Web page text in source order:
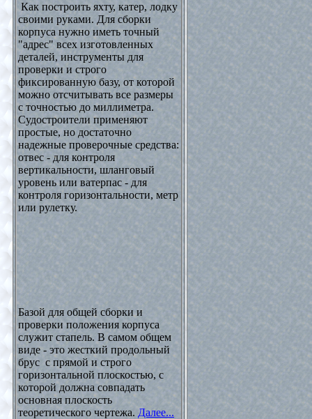
Как построить яхту, катер, лодку
своими руками. Для сборки
корпуса нужно иметь точный
"адрес" всех изготовленных
деталей, инструменты для
проверки и строго
фиксированную базу, от которой
можно отсчитывать все размеры
с точностью до миллиметра.
Судостроители применяют
простые, но достаточно
надежные проверочные средства:
отвес - для контроля
вертикальности, шланговый
уровень или ватерпас - для
контроля горизонтальности, метр
или рулетку.
Базой для общей сборки и
проверки положения корпуса
служит стапель. В самом общем
виде - это жесткий продольный
брус с прямой и строго
горизонтальной плоскостью, с
которой должна совпадать
основная плоскость
теоретического чертежа. Далее...